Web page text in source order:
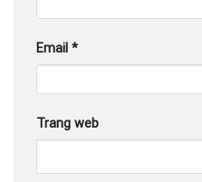
Email *
Trang web